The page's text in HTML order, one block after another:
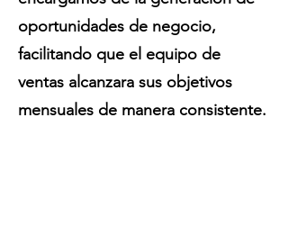
oportunidades de negocio,
facilitando que el equipo de
ventas alcanzara sus objetivos
mensuales de manera consistente.